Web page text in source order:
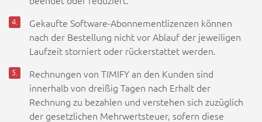
Gekaufte Software-Abonnementlizenzen können
nach der Bestellung nicht vor Ablauf der jeweiligen
Laufzeit storniert oder rückerstattet werden.
Rechnungen von TIMIFY an den Kunden sind
innerhalb von dreißig Tagen nach Erhalt der
Rechnung zu bezahlen und verstehen sich zuzüglich
der gesetzlichen Mehrwertsteuer, sofern diese